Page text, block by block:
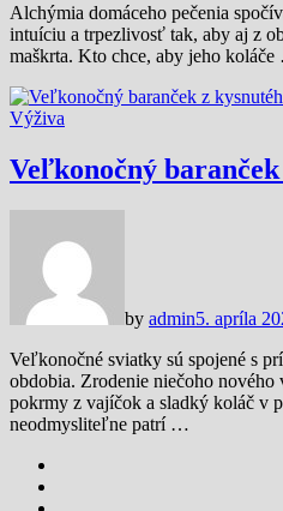
Alchýmia domáceho pečenia
intuíciu a trpezlivosť tak, aby aj z
maškrta. Kto chce, aby jeho
Výživa
Veľkonočný baranček
by admin5. apríla
Veľkonočné sviatky sú spojené s
obdobia. Zrodenie niečoho nového
pokrmy z vajíčok a sladký koláč v
neodmysliteľne patrí …